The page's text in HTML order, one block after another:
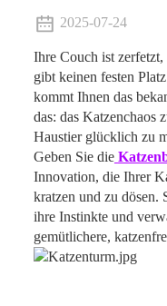
2025-07-24
Ihre Couch ist
gibt keinen festen
kommt Ihnen das
das: das Katzenchaos
Haustier glücklich zu
Geben Sie die
Innovation, die Ihrer
kratzen und zu dösen.
ihre Instinkte und
gemütlichere,